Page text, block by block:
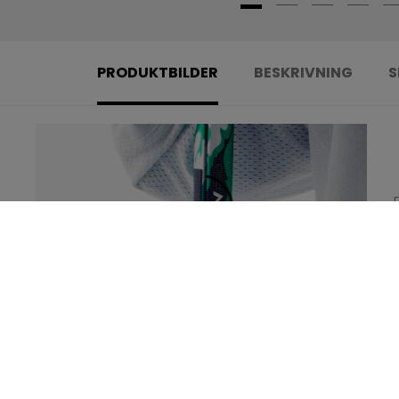
PRODUKTBILDER BESKRIVNING